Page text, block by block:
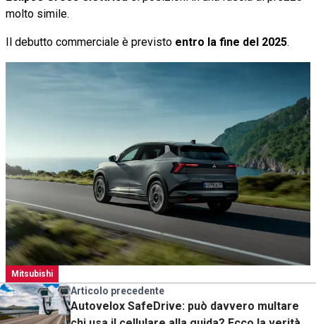
molto simile.
Il debutto commerciale è previsto entro la fine del 2025.
Mitsubishi
Articolo precedente
Autovelox SafeDrive: può davvero multare